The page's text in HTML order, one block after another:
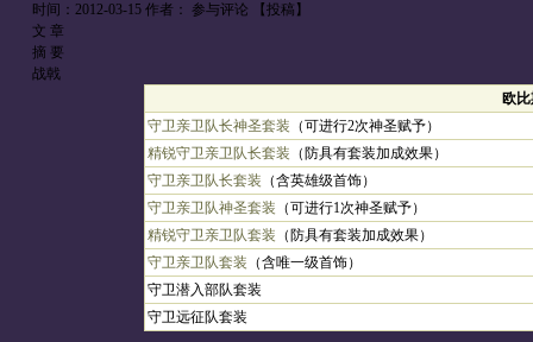
时间：2012-03-15 作者： 参与评论
【投稿】
文 章
摘 要
战戟
欧
守卫亲卫队长神圣套装 （可进行2次神圣赋予）
精锐守卫亲卫队长套装 （防具有套装加成效果）
守卫亲卫队长套装 （含英雄级首饰）
守卫亲卫队神圣套装 （可进行1次神圣赋予）
精锐守卫亲卫队套装 （防具有套装加成效果）
守卫亲卫队套装 （含唯一级首饰）
守卫潜入部队套装
守卫远征队套装